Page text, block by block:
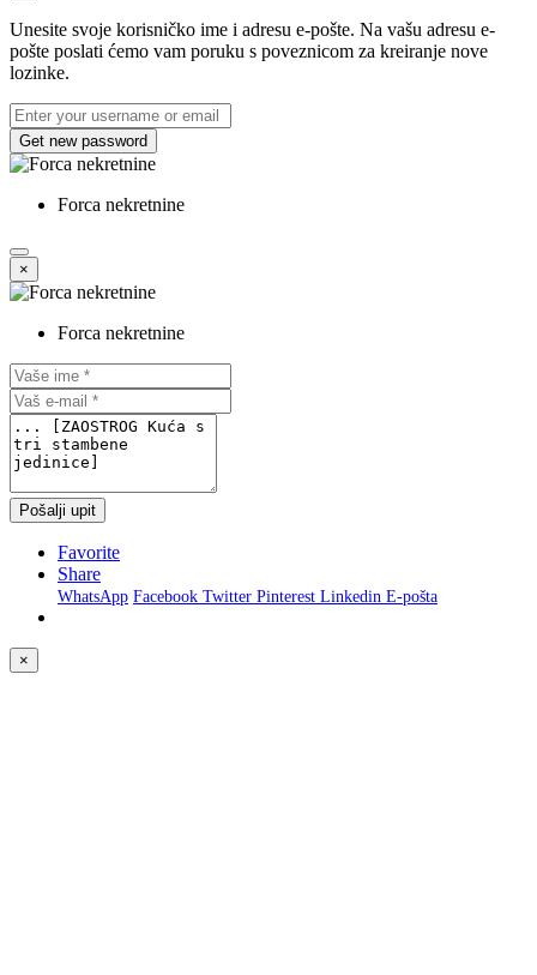
Unesite svoje korisničko ime i adresu e-pošte. Na vašu adresu e-
pošte poslati ćemo vam poruku s poveznicom za kreiranje nove
lozinke.
Get new password
Forca nekretnine
×
Forca nekretnine
Pošalji upit
Favorite
Share
WhatsApp Facebook Twitter Pinterest Linkedin E-pošta
×